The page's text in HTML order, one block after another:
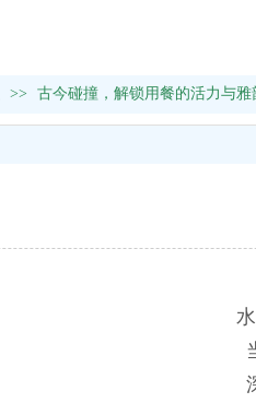
>> 古今碰撞，解锁用餐的活力与雅